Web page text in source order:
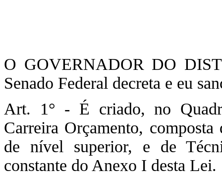
O GOVERNADOR DO
Senado Federal decreta e eu
Art. 1° - É criado, no
Carreira Orçamento,
de nível superior, e de
constante do Anexo I desta Lei.